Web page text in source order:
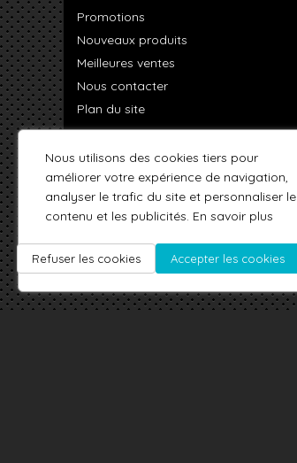
Promotions
Nouveaux produits
Meilleures ventes
Nous contacter
Plan du site
LETTRE D'INFORMATIONS
Nous utilisons des cookies tiers pour
améliorer votre expérience de navigation,
analyser le trafic du site et personnaliser le
contenu et les publicités. En savoir plus
Accepter les cookies
Refuser les cookies